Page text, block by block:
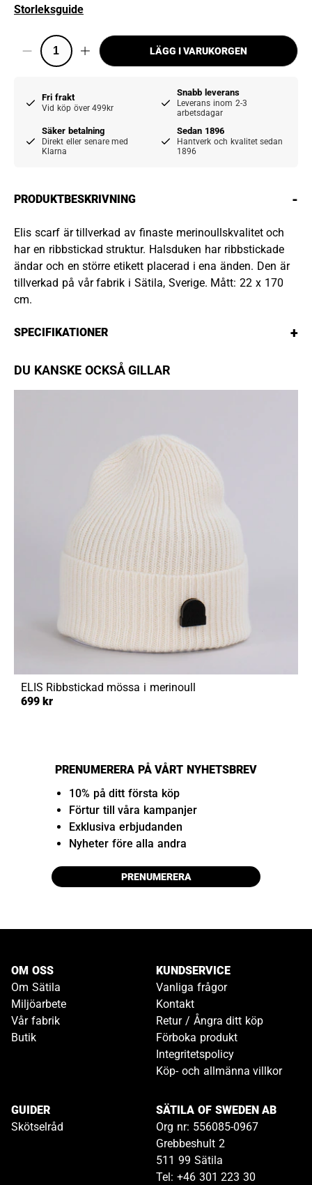
Storleksguide
LÄGG I VARUKORGEN
Fri frakt
Vid köp över 499kr
Snabb leverans
Leverans inom 2-3
arbetsdagar
Säker betalning
Direkt eller senare med
Klarna
Sedan 1896
Hantverk och kvalitet sedan
1896
PRODUKTBESKRIVNING -
Elis scarf är tillverkad av finaste merinoullskvalitet och
har en ribbstickad struktur. Halsduken har ribbstickade
ändar och en större etikett placerad i ena änden. Den är
tillverkad på vår fabrik i Sätila, Sverige. Mått: 22 x 170
cm.
SPECIFIKATIONER +
DU KANSKE OCKSÅ GILLAR
ELIS Ribbstickad mössa i merinoull
699 kr
PRENUMERERA PÅ VÅRT NYHETSBREV
10% på ditt första köp
Förtur till våra kampanjer
Exklusiva erbjudanden
Nyheter före alla andra
PRENUMERERA
OM OSS
Om Sätila
Miljöarbete
Vår fabrik
Butik
KUNDSERVICE
Vanliga frågor
Kontakt
Retur / Ångra ditt köp
Förboka produkt
Integritetspolicy
Köp- och allmänna villkor
GUIDER
Skötselråd
SÄTILA OF SWEDEN AB
Org nr: 556085-0967
Grebbeshult 2
511 99 Sätila
Tel: +46 301 223 30